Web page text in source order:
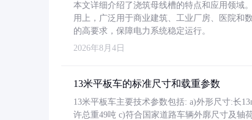
本文详细介绍了浇筑母线槽的特点和应用领域
用上，广泛用于商业建筑、工业厂房、医院和
的高要求，保障电力系统稳定运行。
2026年8月4日
13米平板车的标准尺寸和载重参数
13米平板车主要技术参数包括: a)外形尺寸:长
许总重49吨 c)符合国家道路车辆外廓尺寸及轴